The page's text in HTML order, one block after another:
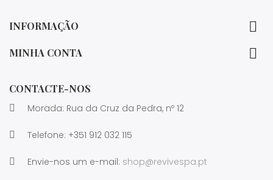
INFORMAÇÃO 
MINHA CONTA 
CONTACTE-NOS
Morada: Rua da Cruz da Pedra, nº 12
Telefone: +351 912 032 115
Envie-nos um e-mail: shop@revivespa.pt